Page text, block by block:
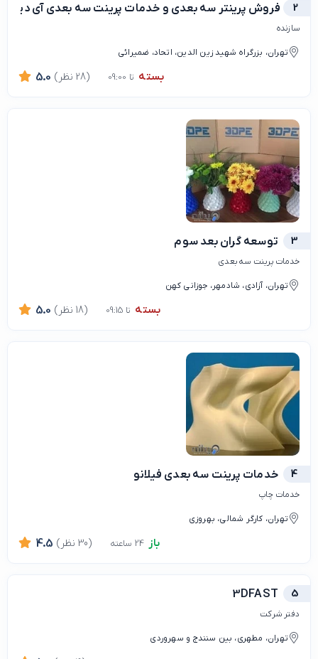
2 فروش پرینتر سه بعدی و خدمات پرینت سه بعدی آی
سازنده
تهران، بزرگراه شهید زین الدین، اتحاد، ضمیرائی
بسته تا 09:00 5.0 (28 نظر)
3 توسعه گران بعد سوم
خدمات پرینت سه بعدی
تهران، آزادی، شادمهر، جوزانی کهن
بسته تا 09:15 5.0 (18 نظر)
4 خدمات پرینت سه بعدی فیلانو
خدمات چاپ
تهران، کارگر شمالی، بهروزی
باز 4.5 (30 نظر)
5
3DFAST
دفتر شرکت
تهران، مطهری، بین سنندج و سهروردی